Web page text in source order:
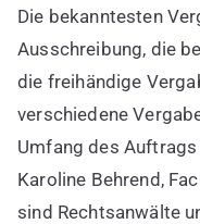
gibt
es
Die bekanntesten
Ausschreibung, die
die freihändige
verschiedene
Umfang des
Karoline Behrend,
sind Rechtsanwälte